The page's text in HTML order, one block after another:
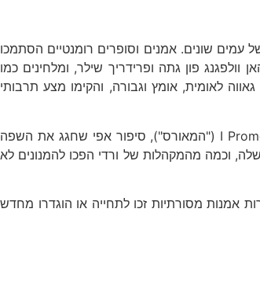
המאפיינים המיוחדים של עמים שונים. אמנים וסופרים רומנטיים הסתמכו
פון גתה ופרידריך שילר, ומלחינים כמו
לאומית, אומץ וגבורה, והקימו מצע תרבותי
הלאומיות האיטלקית נוצרה גם היא בהשראת האמנות והספרות שהדגישו את המורשת האיטלקית. המשורר אלסנדרו מנזוני, למשל, כתב את I Promessi Sposi ("המאורס"), סיפור אפי שחגג את השפה
וכמה מהמקהלות של ורדי הפכו להמנונים לא
אמנות מסורתיות זכו לתחייה או הוגדרו מחדש